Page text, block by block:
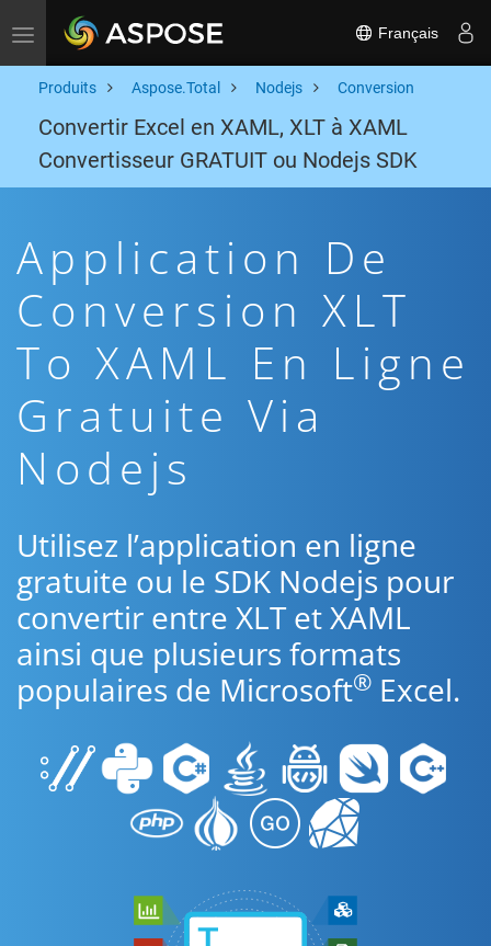
Toggle navigation Français
Produits Aspose.Total Nodejs Conversion
Convertir Excel en XAML, XLT à XAML
Convertisseur GRATUIT ou Nodejs SDK
Application De
Conversion XLT
To XAML En Ligne
Gratuite Via
Nodejs
Utilisez l’application en ligne
gratuite ou le SDK Nodejs pour
convertir entre XLT et XAML
ainsi que plusieurs formats
populaires de Microsoft® Excel.